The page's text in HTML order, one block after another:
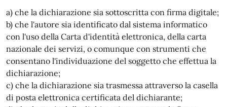
a) che la dichiarazione sia sottoscritta con firma digitale;
b) che l'autore sia identificato dal sistema informatico
con l'uso della Carta d'identità elettronica, della carta
nazionale dei servizi, o comunque con strumenti che
consentano l'individuazione del soggetto che effettua la
dichiarazione;
c) che la dichiarazione sia trasmessa attraverso la casella
di posta elettronica certificata del dichiarante;